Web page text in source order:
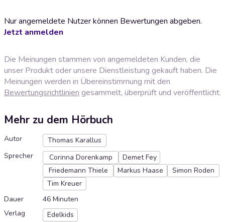
Nur angemeldete Nutzer können Bewertungen abgeben.
Jetzt anmelden
Die Meinungen stammen von angemeldeten Kunden, die
unser Produkt oder unsere Dienstleistung gekauft haben. Die
Meinungen werden in Übereinstimmung mit den
Bewertungsrichtlinien gesammelt, überprüft und veröffentlicht.
Mehr zu dem Hörbuch
Autor
Thomas Karallus
Sprecher
Corinna Dorenkamp
Demet Fey
Friedemann Thiele
Markus Haase
Simon Roden
Tim Kreuer
Dauer
46 Minuten
Verlag
Edelkids